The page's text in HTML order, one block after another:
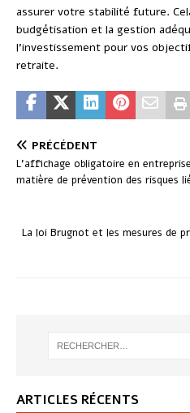
assurer votre stabilité future.
budgétisation et la gestion
l’investissement pour vos
retraite.
PRÉCÉDENT
L’affichage obligatoire en
matière de prévention des risques
La loi Brugnot et les mesures de
ARTICLES RÉCENTS